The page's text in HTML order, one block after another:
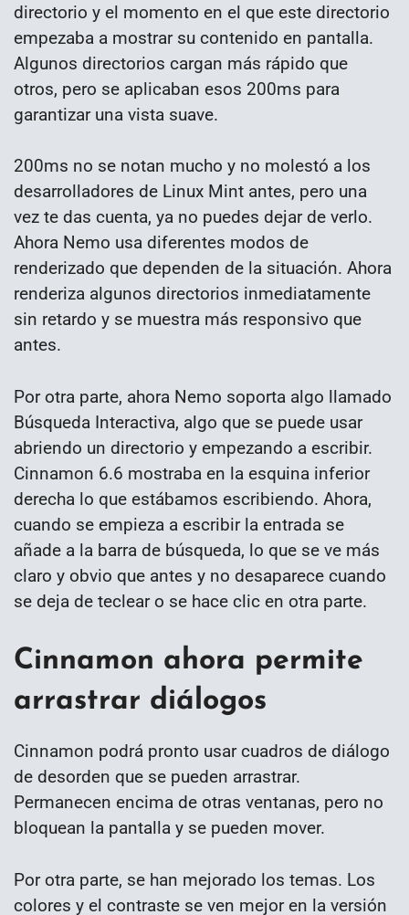
directorio y el momento en el que este directorio
empezaba a mostrar su contenido en pantalla.
Algunos directorios cargan más rápido que
otros, pero se aplicaban esos 200ms para
garantizar una vista suave.
200ms no se notan mucho y no molestó a los
desarrolladores de Linux Mint antes, pero una
vez te das cuenta, ya no puedes dejar de verlo.
Ahora Nemo usa diferentes modos de
renderizado que dependen de la situación. Ahora
renderiza algunos directorios inmediatamente
sin retardo y se muestra más responsivo que
antes.
Por otra parte, ahora Nemo soporta algo llamado
Búsqueda Interactiva, algo que se puede usar
abriendo un directorio y empezando a escribir.
Cinnamon 6.6 mostraba en la esquina inferior
derecha lo que estábamos escribiendo. Ahora,
cuando se empieza a escribir la entrada se
añade a la barra de búsqueda, lo que se ve más
claro y obvio que antes y no desaparece cuando
se deja de teclear o se hace clic en otra parte.
Cinnamon ahora permite
arrastrar diálogos
Cinnamon podrá pronto usar cuadros de diálogo
de desorden que se pueden arrastrar.
Permanecen encima de otras ventanas, pero no
bloquean la pantalla y se pueden mover.
Por otra parte, se han mejorado los temas. Los
colores y el contraste se ven mejor en la versión